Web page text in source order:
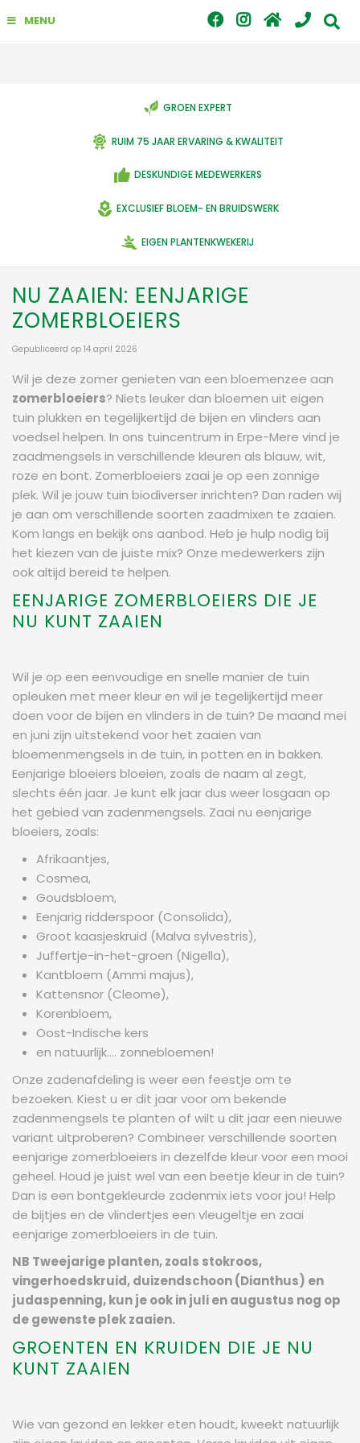
GROEN EXPERT
RUIM 75 JAAR ERVARING & KWALITEIT
DESKUNDIGE MEDEWERKERS
EXCLUSIEF BLOEM- EN BRUIDSWERK
EIGEN PLANTENKWEKERIJ
MENU
NU ZAAIEN: EENJARIGE
ZOMERBLOEIERS
Gepubliceerd op 14 april 2026
Wil je deze zomer genieten van een bloemenzee aan
zomerbloeiers? Niets leuker dan bloemen uit eigen
tuin plukken en tegelijkertijd de bijen en vlinders aan
voedsel helpen. In ons tuincentrum in Erpe-Mere vind je
zaadmengsels in verschillende kleuren als blauw, wit,
roze en bont. Zomerbloeiers zaai je op een zonnige
plek. Wil je jouw tuin biodiverser inrichten? Dan raden wij
je aan om verschillende soorten zaadmixen te zaaien.
Kom langs en bekijk ons aanbod. Heb je hulp nodig bij
het kiezen van de juiste mix? Onze medewerkers zijn
ook altijd bereid te helpen.
EENJARIGE ZOMERBLOEIERS DIE JE
NU KUNT ZAAIEN
Wil je op een eenvoudige en snelle manier de tuin
opleuken met meer kleur en wil je tegelijkertijd meer
doen voor de bijen en vlinders in de tuin? De maand mei
en juni zijn uitstekend voor het zaaien van
bloemenmengsels in de tuin, in potten en in bakken.
Eenjarige bloeiers bloeien, zoals de naam al zegt,
slechts één jaar. Je kunt elk jaar dus weer losgaan op
het gebied van zadenmengsels. Zaai nu eenjarige
bloeiers, zoals:
Afrikaantjes,
Cosmea,
Goudsbloem,
Eenjarig ridderspoor (Consolida),
Groot kaasjeskruid (Malva sylvestris),
Juffertje-in-het-groen (Nigella),
Kantbloem (Ammi majus),
Kattensnor (Cleome),
Korenbloem,
Oost-Indische kers
en natuurlijk.... zonnebloemen!
Onze zadenafdeling is weer een feestje om te
bezoeken. Kiest u er dit jaar voor om bekende
zadenmengsels te planten of wilt u dit jaar een nieuwe
variant uitproberen? Combineer verschillende soorten
eenjarige zomerbloeiers in dezelfde kleur voor een mooi
geheel. Houd je juist wel van een beetje kleur in de tuin?
Dan is een bontgekleurde zadenmix iets voor jou! Help
de bijtjes en de vlindertjes een vleugeltje en zaai
eenjarige zomerbloeiers in de tuin.
NB Tweejarige planten, zoals stokroos,
vingerhoedskruid, duizendschoon (Dianthus) en
judaspenning, kun je ook in juli en augustus nog op
de gewenste plek zaaien.
GROENTEN EN KRUIDEN DIE JE NU
KUNT ZAAIEN
Wie van gezond en lekker eten houdt, kweekt natuurlijk